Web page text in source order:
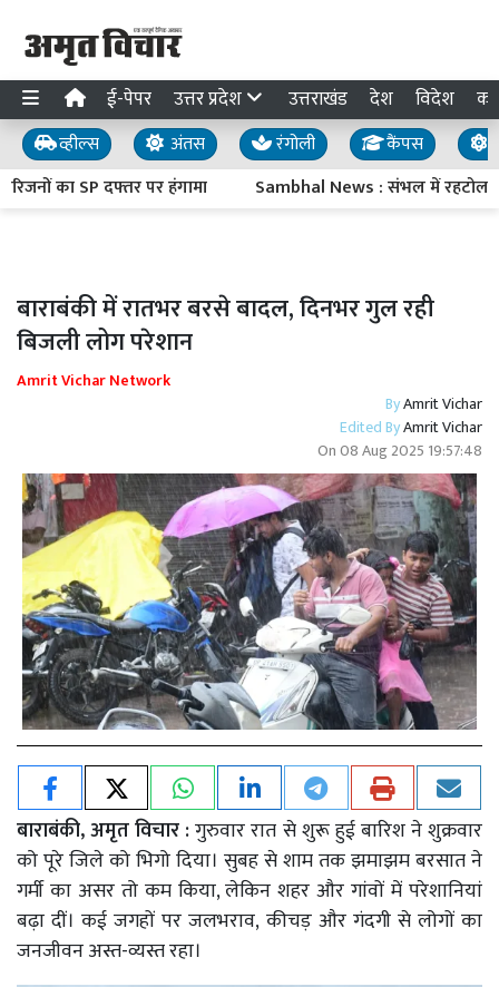
ई-पेपर उत्तर प्रदेश उत्तराखंड देश विदेश
व्हील्स अंतस रंगोली कैंपस
का SP दफ्तर पर हंगामा
Sambhal News : संभल में रहटोल
बाराबंकी में रातभर बरसे बादल, दिनभर गुल रही
बिजली लोग परेशान
Amrit Vichar Network
ByAmrit Vichar
Edited ByAmrit Vichar
On08 Aug 2025 19:57:48
बाराबंकी, अमृत विचार :गुरुवार रात से शुरू हुई बारिश ने शुक्रवार
को पूरे जिले को भिगो दिया। सुबह से शाम तक झमाझम बरसात ने
गर्मी का असर तो कम किया, लेकिन शहर और गांवों में परेशानियां
बढ़ा दीं। कई जगहों पर जलभराव, कीचड़ और गंदगी से लोगों का
जनजीवन अस्त-व्यस्त रहा।